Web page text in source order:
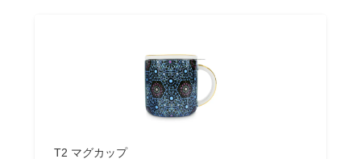
T2 マグカップ